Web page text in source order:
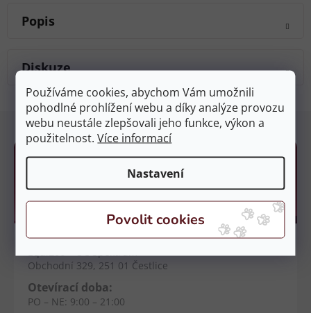
Používáme cookies, abychom Vám umožnili
pohodlné prohlížení webu a díky analýze provozu
webu neustále zlepšovali jeho funkce, výkon a
použitelnost.Více informací
Nastavení
Popis
Diskuze
Kamenné prodejny
Prodejna Čestlice
Obchodní 329, 251 01 Čestlice
Otevírací doba:
PO – NE: 9:00 – 21:00